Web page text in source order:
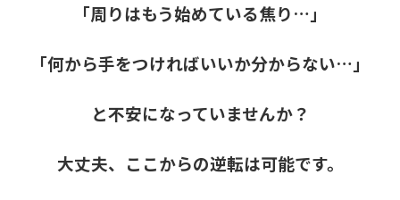
「周りはもう始めている焦り…」
「何から手をつければいいか分からない…」
と不安になっていませんか？
大丈夫、ここからの逆転は可能です。